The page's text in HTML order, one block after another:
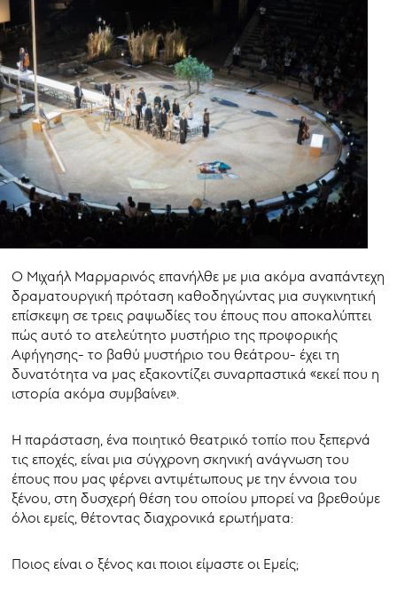
Ο Μιχαήλ Μαρμαρινός επανήλθε με μια ακόμα αναπάντεχη
δραματουργική πρόταση καθοδηγώντας μια συγκινητική
επίσκεψη σε τρεις ραψωδίες του έπους που αποκαλύπτει
πώς αυτό το ατελεύτητο μυστήριο της προφορικής
Αφήγησης- το βαθύ μυστήριο του θεάτρου- έχει τη
δυνατότητα να μας εξακοντίζει συναρπαστικά «εκεί που η
ιστορία ακόμα συμβαίνει».
Η παράσταση, ένα ποιητικό θεατρικό τοπίο που ξεπερνά
τις εποχές, είναι μια σύγχρονη σκηνική ανάγνωση του
έπους που μας φέρνει αντιμέτωπους με την έννοια του
ξένου, στη δυσχερή θέση του οποίου μπορεί να βρεθούμε
όλοι εμείς, θέτοντας διαχρονικά ερωτήματα:
Ποιος είναι ο ξένος και ποιοι είμαστε οι Εμείς;